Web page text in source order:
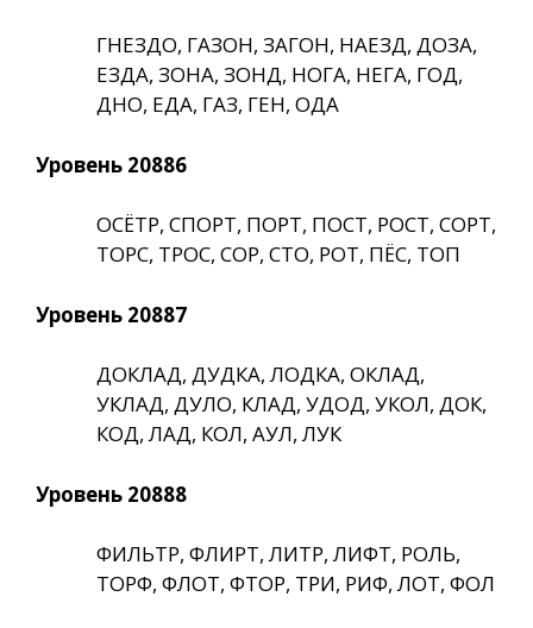
ГНЕЗДО, ГАЗОН, ЗАГОН, НАЕЗД, ДОЗА,
ЕЗДА, ЗОНА, ЗОНД, НОГА, НЕГА, ГОД,
ДНО, ЕДА, ГАЗ, ГЕН, ОДА
Уровень 20886
ОСЁТР, СПОРТ, ПОРТ, ПОСТ, РОСТ, СОРТ,
ТОРС, ТРОС, СОР, СТО, РОТ, ПЁС, ТОП
Уровень 20887
ДОКЛАД, ДУДКА, ЛОДКА, ОКЛАД,
УКЛАД, ДУЛО, КЛАД, УДОД, УКОЛ, ДОК,
КОД, ЛАД, КОЛ, АУЛ, ЛУК
Уровень 20888
ФИЛЬТР, ФЛИРТ, ЛИТР, ЛИФТ, РОЛЬ,
ТОРФ, ФЛОТ, ФТОР, ТРИ, РИФ, ЛОТ, ФОЛ